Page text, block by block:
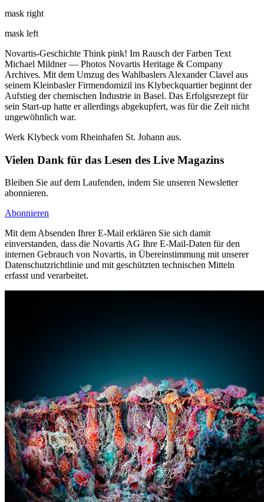
mask right
mask left
Novartis-Geschichte Think pink! Im Rausch der Farben Text
Michael Mildner — Photos Novartis Heritage & Company
Archives. Mit dem Umzug des Wahlbaslers Alexander Clavel aus
seinem Kleinbasler Firmendomizil ins Klybeckquartier beginnt der
Aufstieg der chemischen Industrie in Basel. Das Erfolgsrezept für
sein Start-up hatte er allerdings abgekupfert, was für die Zeit nicht
ungewöhnlich war.
Werk Klybeck vom Rheinhafen St. Johann aus.
Vielen Dank für das Lesen des Live Magazins
Bleiben Sie auf dem Laufenden, indem Sie unseren Newsletter
abonnieren.
Abonnieren
Mit dem Absenden Ihrer E-Mail erklären Sie sich damit
einverstanden, dass die Novartis AG Ihre E-Mail-Daten für den
internen Gebrauch von Novartis, in Übereinstimmung mit unserer
Datenschutzrichtlinie und mit geschützten technischen Mitteln
erfasst und verarbeitet.